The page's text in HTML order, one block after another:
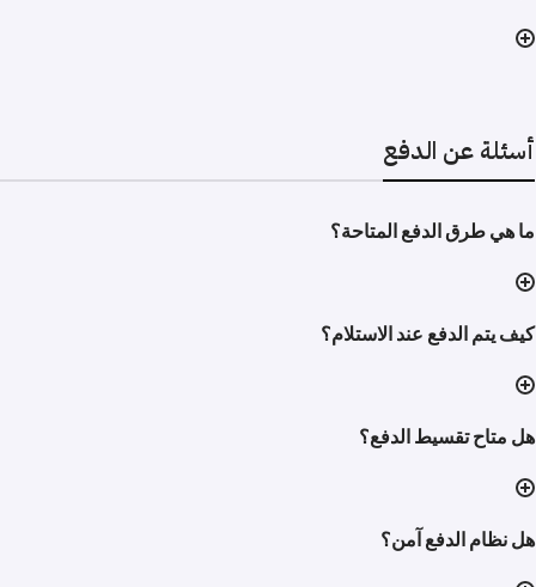
أسئلة عن الدفع
ما هي طرق الدفع المتاحة؟
كيف يتم الدفع عند الاستلام؟
هل متاح تقسيط الدفع؟
هل نظام الدفع آمن؟